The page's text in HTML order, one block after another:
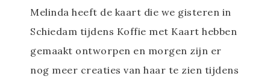
Melinda heeft de kaart die we gisteren in
Schiedam tijdens Koffie met Kaart hebben
gemaakt ontworpen en morgen zijn er
nog meer creaties van haar te zien tijdens